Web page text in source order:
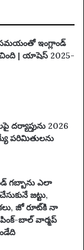
ఇంగ్లాండ్
| యాషెస్ 2025-
దర్యాప్తును 2026
పరిమితులను
గబ్బాను ఎలా
జట్టు,
జో రూట్‌కి నా
పింక్-బాల్ వార్మప్